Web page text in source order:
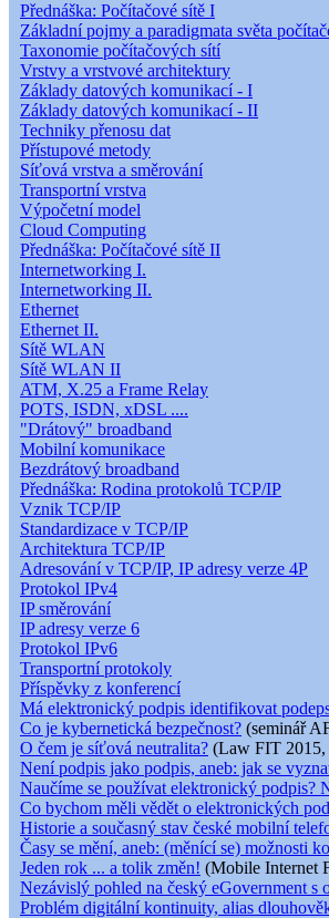
Přednáška: Počítačové sítě I
Základní pojmy a paradigmata světa
Taxonomie počítačových sítí
Vrstvy a vrstvové architektury
Základy datových komunikací - I
Základy datových komunikací - II
Techniky přenosu dat
Přístupové metody
Síťová vrstva a směrování
Transportní vrstva
Výpočetní model
Cloud Computing
Přednáška: Počítačové sítě II
Internetworking I.
Internetworking II.
Ethernet
Ethernet II.
Sítě WLAN
Sítě WLAN II
ATM, X.25 a Frame Relay
POTS, ISDN, xDSL ....
"Drátový" broadband
Mobilní komunikace
Bezdrátový broadband
Přednáška: Rodina protokolů TCP/IP
Vznik TCP/IP
Standardizace v TCP/IP
Architektura TCP/IP
Adresování v TCP/IP, IP adresy verze 4P
Protokol IPv4
IP směrování
IP adresy verze 6
Protokol IPv6
Transportní protokoly
Příspěvky z konferencí
Má elektronický podpis identifikovat
Co je kybernetická bezpečnost? (seminář
O čem je síťová neutralita? (Law FIT 2015,
Není podpis jako podpis, aneb: jak se
Naučíme se používat elektronický podpis?
Co bychom měli vědět o elektronických
Historie a současný stav české mobilní
Časy se mění, aneb: (měnící se) možnosti
Jeden rok ... a tolik změn! (Mobile Internet
Nezávislý pohled na český eGovernment s
Problém digitální kontinuity, alias